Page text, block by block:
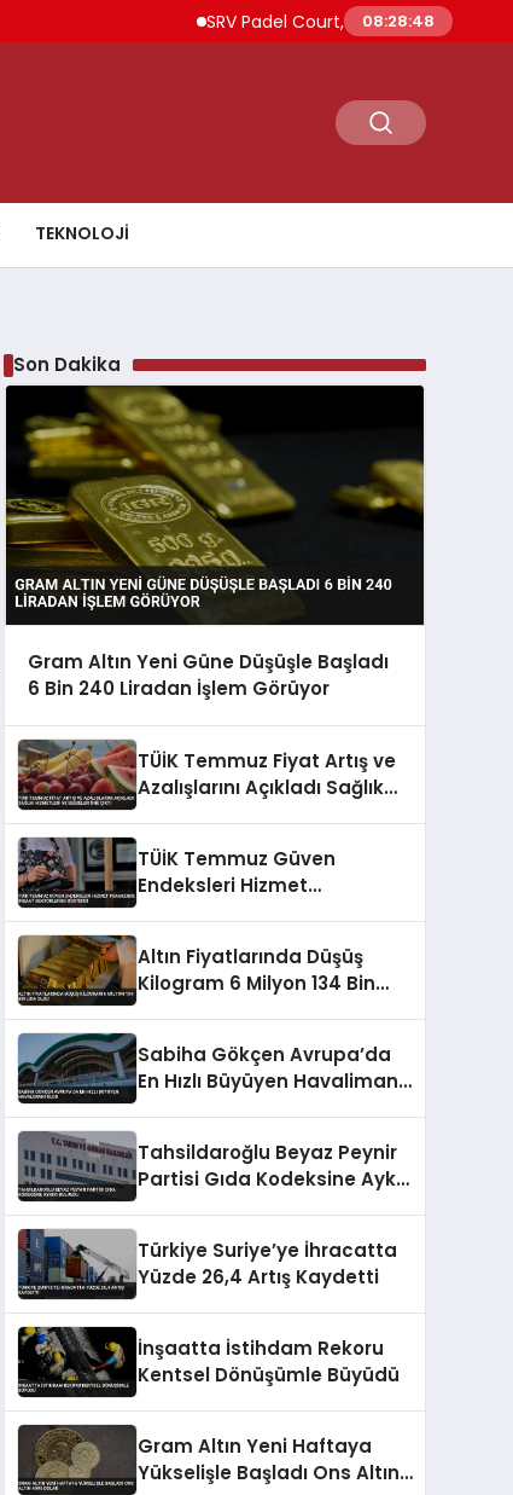
SRV Padel Court, 24 Ülkeye İhracat
08:28:49
TEKNOLOJI
Son Dakika
Gram Altın Yeni Güne Düşüşle Başladı
6 Bin 240 Liradan İşlem Görüyor
TÜİK Temmuz Fiyat Artış ve
Azalışlarını Açıkladı Sağlık
TÜİK Temmuz Güven
Endeksleri Hizmet
Altın Fiyatlarında Düşüş
Kilogram 6 Milyon 134 Bin
Sabiha Gökçen Avrupa’da
En Hızlı Büyüyen Havalimanı
Tahsildaroğlu Beyaz Peynir
Partisi Gıda Kodeksine Aykırı
Türkiye Suriye’ye İhracatta
Yüzde 26,4 Artış Kaydetti
İnşaatta İstihdam Rekoru
Kentsel Dönüşümle Büyüdü
Gram Altın Yeni Haftaya
Yükselişle Başladı Ons Altın